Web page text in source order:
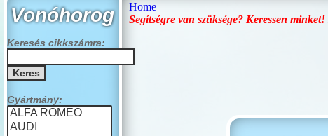
Home
Segítségre van szüksége? Keressen minket!
Vonóhorog
Keresés cikkszámra:
Gyártmány: